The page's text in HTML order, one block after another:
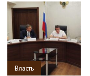
Власть